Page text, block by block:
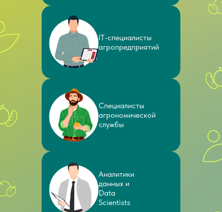
IT-специалисты
агропредприятий
Специалисты
агрономической
службы
Аналитики
данных и
Data
Scientists